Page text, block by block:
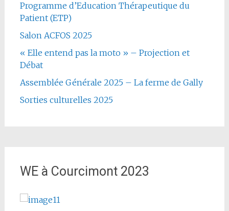
Programme d’Education Thérapeutique du
Patient (ETP)
Salon ACFOS 2025
« Elle entend pas la moto » – Projection et
Débat
Assemblée Générale 2025 – La ferme de Gally
Sorties culturelles 2025
WE à Courcimont 2023